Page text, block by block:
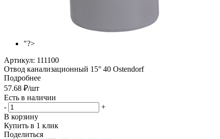
"?>
Артикул: 111100
Отвод канализационный 15° 40 Ostendorf
Подробнее
57.68 ₽/шт
Есть в наличии
-
+
В корзину
Купить в 1 клик
Поделиться